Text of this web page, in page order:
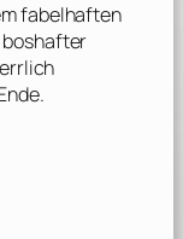
fabelhaften
boshafter